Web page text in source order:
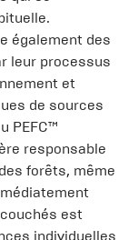
également des
leur processus
et
de sources
PEFC™
responsable
forêts, même
est
individuelles